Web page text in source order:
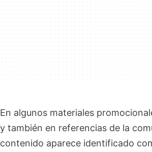
En algunos materiales
y también en referencias de la
contenido aparece identificado